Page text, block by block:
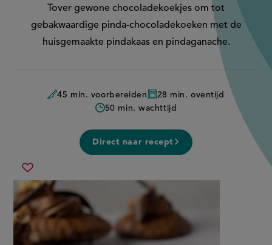
'Chocolade
pindakoeken
chocoladeganache'
Tover gewone chocoladekoekjes om tot
gebakwaardige pinda-chocoladekoeken met de
huisgemaakte pindakaas en pindaganache.
45 min. voorbereiden
28 min. oventijd
50 min. wachttijd
Direct naar recept
Sla
recept
op
chocolade
pindakoeken
met
chocoladeganache